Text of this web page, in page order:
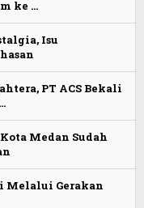
ke …
Isu
PT ACS Bekali
Medan Sudah
Melalui Gerakan